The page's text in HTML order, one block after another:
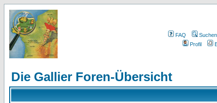
FAQ
Suchen
Profil
Die Gallier Foren-Übersicht